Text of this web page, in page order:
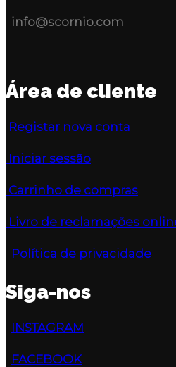
info@scornio.com
Área de cliente
Registar nova conta
Iniciar sessão
Carrinho de compras
Livro de reclamações
Política de privacidade
Siga-nos
INSTAGRAM
FACEBOOK